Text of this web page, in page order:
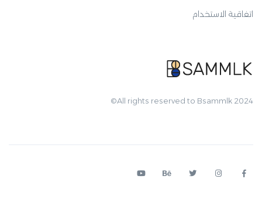
اتفاقية الاستخدام
All rights reserved to Bsammlk 2024©